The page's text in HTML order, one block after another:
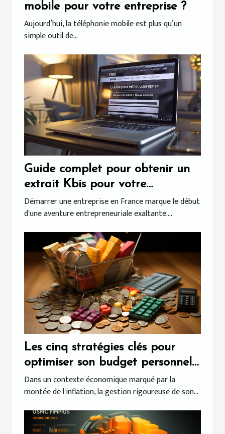
mobile pour votre entreprise ?
Aujourd’hui, la téléphonie mobile est plus qu’un
simple outil de...
Guide complet pour obtenir un
extrait Kbis pour votre
entreprise
Démarrer une entreprise en France marque le début
d'une aventure entrepreneuriale exaltante....
Les cinq stratégies clés pour
optimiser son budget personnel
en période d'inflation
Dans un contexte économique marqué par la
montée de l'inflation, la gestion rigoureuse de son...